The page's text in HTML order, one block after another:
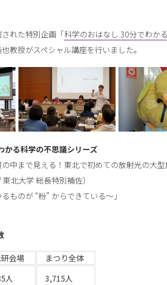
れた特別企画「科学のおはなし 30分でわか
教授がスペシャル講座を行いました。
かる科学の不思議シリーズ
の中まで見える！東北で初めての放射光の大型
北大学 総長特別補佐）
ものが “粉” からできている～」
会場
まつり全体
人
3,715人